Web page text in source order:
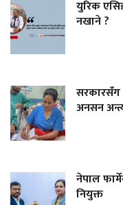
युरिक
नखाने ?
सरकारसँग
अनसन
नेपाल
नियुक्त